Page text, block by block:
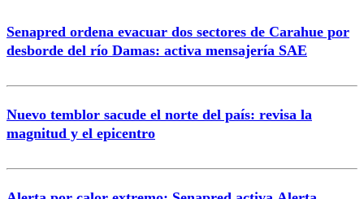
Correo
Senapred ordena evacuar dos sectores de Carahue por
desborde del río Damas: activa mensajería SAE
Nuevo temblor sacude el norte del país: revisa la
magnitud y el epicentro